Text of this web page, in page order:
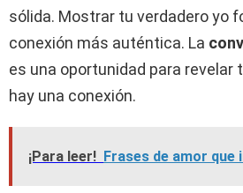
sólida. Mostrar tu verdadero yo
conexión más auténtica. La
es una oportunidad para revelar
hay una conexión.
¡Para leer! Frases de amor que